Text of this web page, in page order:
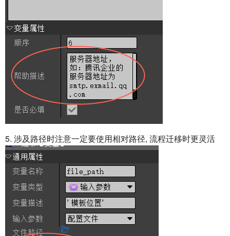
5. 涉及路径时注意一定要使用相对路径, 流程迁移时更灵活